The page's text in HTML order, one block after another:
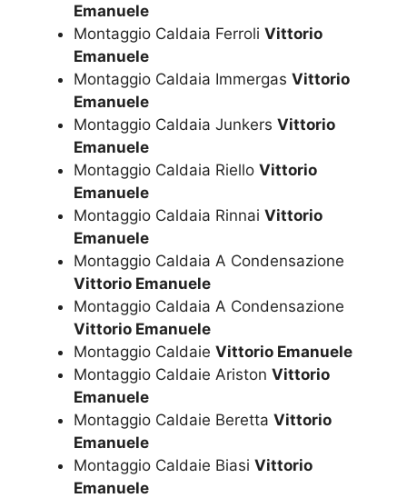
Emanuele
Montaggio Caldaia Ferroli Vittorio
Emanuele
Montaggio Caldaia Immergas Vittorio
Emanuele
Montaggio Caldaia Junkers Vittorio
Emanuele
Montaggio Caldaia Riello Vittorio
Emanuele
Montaggio Caldaia Rinnai Vittorio
Emanuele
Montaggio Caldaia A Condensazione
Vittorio Emanuele
Montaggio Caldaia A Condensazione
Vittorio Emanuele
Montaggio Caldaie Vittorio Emanuele
Montaggio Caldaie Ariston Vittorio
Emanuele
Montaggio Caldaie Beretta Vittorio
Emanuele
Montaggio Caldaie Biasi Vittorio
Emanuele